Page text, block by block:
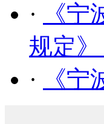
·
《
规定》
·
《